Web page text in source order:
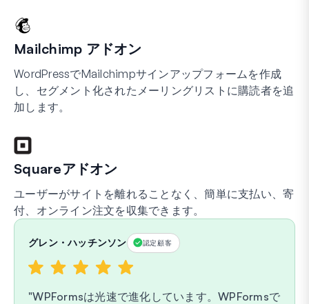
Mailchimp アドオン
WordPressでMailchimpサインアップフォームを作成
し、セグメント化されたメーリングリストに購読者を追
加します。
Squareアドオン
ユーザーがサイトを離れることなく、簡単に支払い、寄
付、オンライン注文を収集できます。
グレン・ハッチンソン 認定顧客
WPFormsは光速で進化しています。WPFormsで